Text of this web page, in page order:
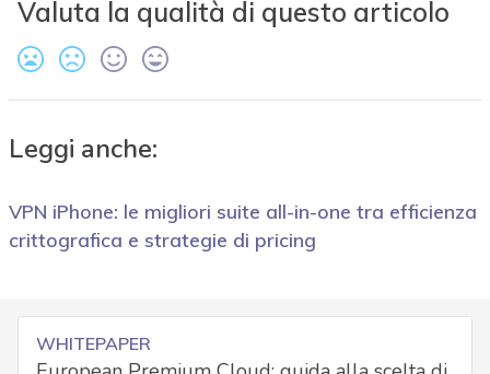
Valuta la qualità di questo articolo
Leggi anche:
VPN iPhone: le migliori suite all-in-one tra efficienza
crittografica e strategie di pricing
WHITEPAPER